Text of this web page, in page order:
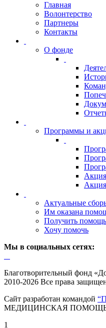
Главная
Волонтерство
Партнеры
Контакты
О фонде
Программы и
Акция
Актуальные
Им оказана
Получить помощь
Хочу помочь
Мы в социальных сетях:
Благотворительный фонд
2010-2026 Все права
Сайт разработан командой
МЕДИЦИНСКАЯ
1